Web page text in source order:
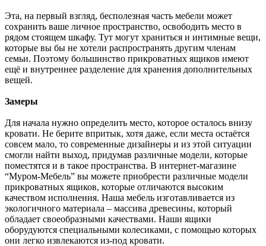
Эта, на первый взгляд, бесполезная часть мебели может
сохранить ваше личное пространство, освободить место в
рядом стоящем шкафу. Тут могут храниться и интимные вещи,
которые вы бы не хотели распространять другим членам
семьи. Поэтому большинство прикроватных ящиков имеют
ещё и внутреннее разделение для хранения дополнительных
вещей.
Замеры
Для начала нужно определить место, которое осталось внизу
кровати. Не берите впритык, хотя даже, если места остаётся
совсем мало, то современные дизайнеры и из этой ситуации
смогли найти выход, придумав различные модели, которые
поместятся и в такое пространства. В интернет-магазине
“Муром-Мебель” вы можете приобрести различные модели
прикроватных ящиков, которые отличаются высоким
качеством исполнения. Наша мебель изготавливается из
экологичного материала – массива древесины, который
обладает своеобразными качествами. Наши ящики
оборудуются специальными колесиками, с помощью которых
они легко извлекаются из-под кровати.